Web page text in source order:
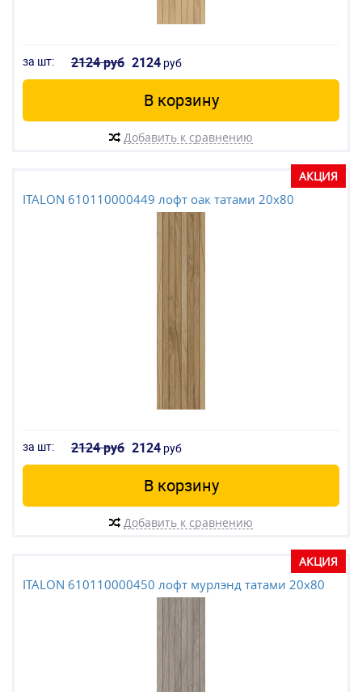
за шт: 2124 руб 2124 руб
В корзину
Добавить к сравнению
АКЦИЯ
ITALON 610110000449 лофт оак татами 20x80
за шт: 2124 руб 2124 руб
В корзину
Добавить к сравнению
АКЦИЯ
ITALON 610110000450 лофт мурлэнд татами 20x80